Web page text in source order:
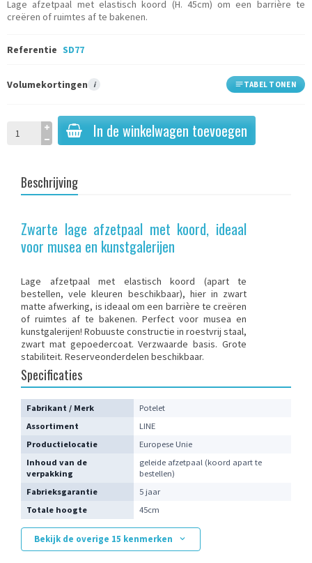
Lage afzetpaal met elastisch koord (H. 45cm) om een barrière te
creëren of ruimtes af te bakenen.
Referentie SD77
Volumekortingen i TABEL TONEN
In de winkelwagen toevoegen
Beschrijving
Zwarte lage afzetpaal met koord, ideaal
voor musea en kunstgalerijen
Lage afzetpaal met elastisch koord (apart te
bestellen, vele kleuren beschikbaar), hier in zwart
matte afwerking, is ideaal om een barrière te creëren
of ruimtes af te bakenen. Perfect voor musea en
kunstgalerijen! Robuuste constructie in roestvrij staal,
zwart mat gepoedercoat. Verzwaarde basis. Grote
stabiliteit. Reserveonderdelen beschikbaar.
Specificaties
Fabrikant / Merk
Potelet
Assortiment
LINE
Productielocatie
Europese Unie
Inhoud van de
verpakking
geleide afzetpaal (koord apart te
bestellen)
Fabrieksgarantie
5 jaar
Totale hoogte
45cm
Bekijk de overige 15 kenmerken